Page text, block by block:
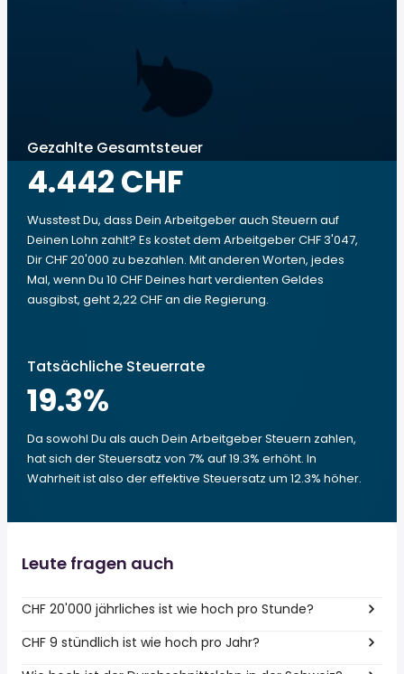
Gezahlte Gesamtsteuer
4.442 CHF
Wusstest Du, dass Dein Arbeitgeber auch Steuern auf
Deinen Lohn zahlt? Es kostet dem Arbeitgeber CHF 3'047,
Dir CHF 20'000 zu bezahlen. Mit anderen Worten, jedes
Mal, wenn Du 10 CHF Deines hart verdienten Geldes
ausgibst, geht 2,22 CHF an die Regierung.
Tatsächliche Steuerrate
19.3%
Da sowohl Du als auch Dein Arbeitgeber Steuern zahlen,
hat sich der Steuersatz von 7% auf 19.3% erhöht. In
Wahrheit ist also der effektive Steuersatz um 12.3% höher.
Leute fragen auch
CHF 20'000 jährliches ist wie hoch pro Stunde?
CHF 9 stündlich ist wie hoch pro Jahr?